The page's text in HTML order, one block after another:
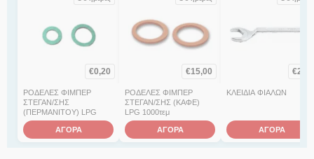
€0,20
ΡΟΔΕΛΕΣ ΦΙΜΠΕΡ
ΣΤΕΓΑΝ/ΣΗΣ
(ΠΕΡΜΑΝΙΤΟΥ) LPG
ΑΓΟΡΑ
€15,00
ΡΟΔΕΛΕΣ ΦΙΜΠΕΡ
ΣΤΕΓΑΝ/ΣΗΣ (ΚΑΦΕ)
LPG 1000τεμ
ΑΓΟΡΑ
€2,10
ΚΛΕΙΔΙΑ ΦΙΑΛΩΝ
ΑΓΟΡΑ